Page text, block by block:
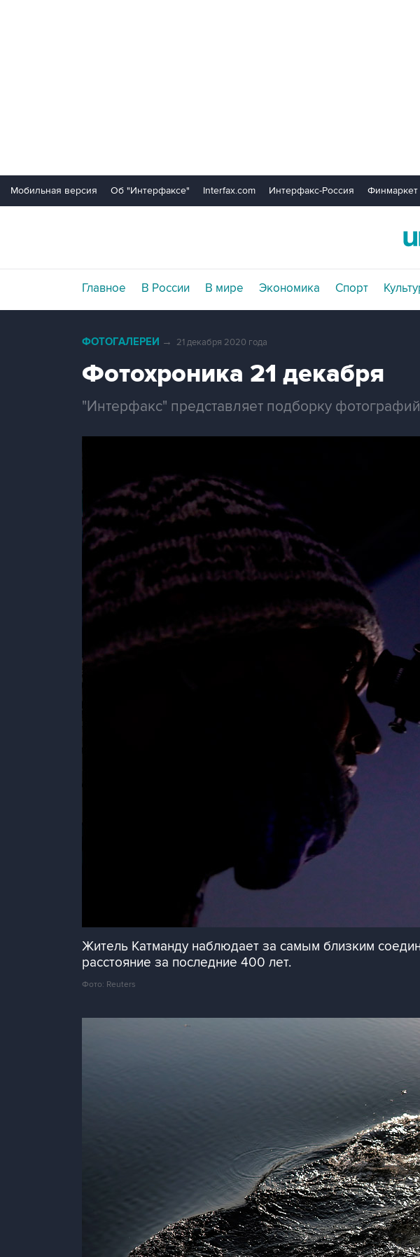
Мобильная версия Об "Интерфаксе" Interfax.com Интерфакс-Россия Финмаркет
Главное В России В мире Экономика Спорт
ФОТОГАЛЕРЕИ → 21 декабря 2020 года
Фотохроника 21 декабря
"Интерфакс" представляет подборку
Житель Катманду наблюдает за самым близким
расстояние за последние 400 лет.
Фото: Reuters